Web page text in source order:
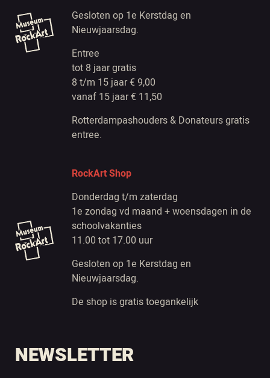
Gesloten op 1e Kerstdag en
Nieuwjaarsdag.
Entree
tot 8 jaar gratis
8 t/m 15 jaar € 9,00
vanaf 15 jaar € 11,50
Rotterdampashouders & Donateurs gratis
entree.
RockArt Shop
Donderdag t/m zaterdag
1e zondag vd maand + woensdagen in de
schoolvakanties
11.00 tot 17.00 uur
Gesloten op 1e Kerstdag en
Nieuwjaarsdag.
De shop is gratis toegankelijk
NEWSLETTER